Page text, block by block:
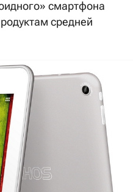
смартфона
средней